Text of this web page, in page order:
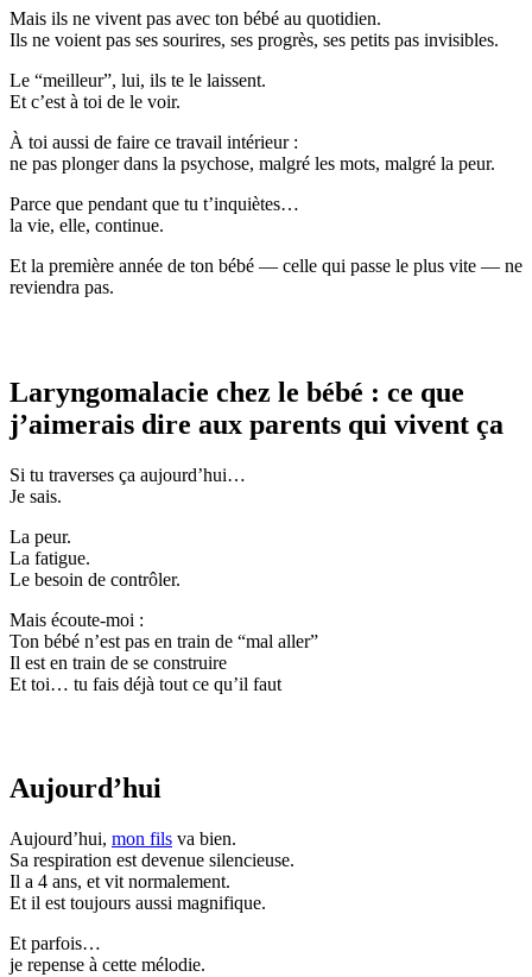
Mais ils ne vivent pas avec ton bébé au quotidien.
Ils ne voient pas ses sourires, ses progrès, ses petits pas invisibles.
Le “meilleur”, lui, ils te le laissent.
Et c’est à toi de le voir.
À toi aussi de faire ce travail intérieur :
ne pas plonger dans la psychose, malgré les mots, malgré la peur.
Parce que pendant que tu t’inquiètes…
la vie, elle, continue.
Et la première année de ton bébé — celle qui passe le plus vite — ne
reviendra pas.
Laryngomalacie chez le bébé : ce que
j’aimerais dire aux parents qui vivent ça
Si tu traverses ça aujourd’hui…
Je sais.
La peur.
La fatigue.
Le besoin de contrôler.
Mais écoute-moi :
Ton bébé n’est pas en train de “mal aller”
Il est en train de se construire
Et toi… tu fais déjà tout ce qu’il faut
Aujourd’hui
Aujourd’hui, mon fils va bien.
Sa respiration est devenue silencieuse.
Il a 4 ans, et vit normalement.
Et il est toujours aussi magnifique.
Et parfois…
je repense à cette mélodie.